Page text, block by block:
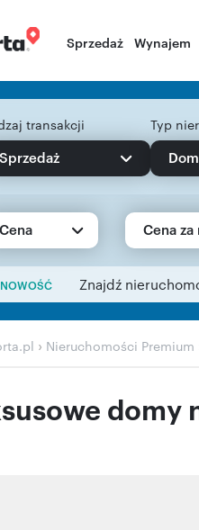
Sprzedaż Wynajem
transakcji
Sprzedaż
Typ
Dom
Cena Cena za
NOWOŚĆ Znajdź
› Nieruchomości Premium
domy